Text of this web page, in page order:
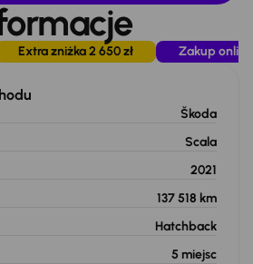
Extra zniżka 2 650 zł Zakup online
Škoda
Scala
2021
137 518 km
Hatchback
5 miejsc